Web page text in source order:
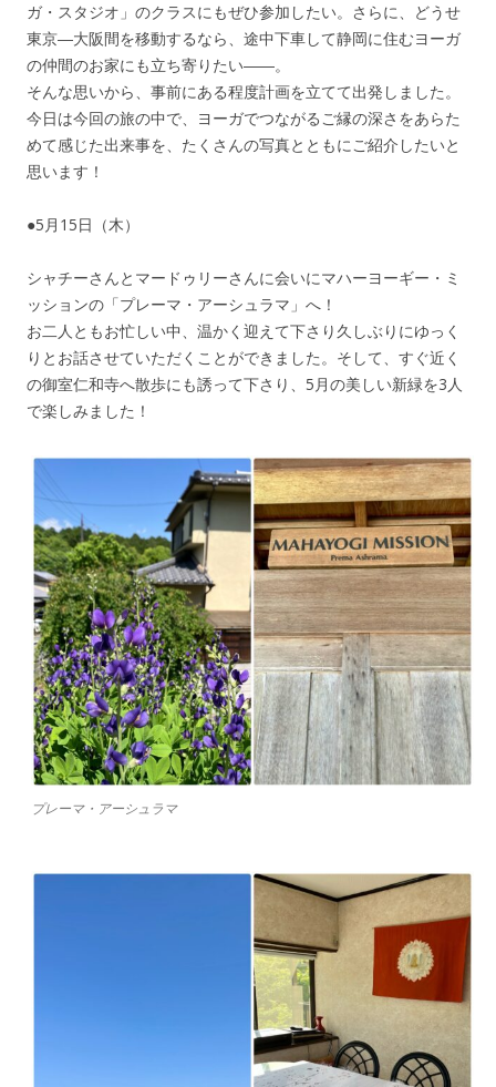
ガ・スタジオ」のクラスにもぜひ参加したい。さらに、どうせ
東京―大阪間を移動するなら、途中下車して静岡に住むヨーガ
の仲間のお家にも立ち寄りたい――。
そんな思いから、事前にある程度計画を立てて出発しました。
今日は今回の旅の中で、ヨーガでつながるご縁の深さをあらた
めて感じた出来事を、たくさんの写真とともにご紹介したいと
思います！
●5月15日（木）
シャチーさんとマードゥリーさんに会いにマハーヨーギー・ミ
ッションの「プレーマ・アーシュラマ」へ！
お二人ともお忙しい中、温かく迎えて下さり久しぶりにゆっく
りとお話させていただくことができました。そして、すぐ近く
の御室仁和寺へ散歩にも誘って下さり、5月の美しい新緑を3人
で楽しみました！
プレーマ・アーシュラマ